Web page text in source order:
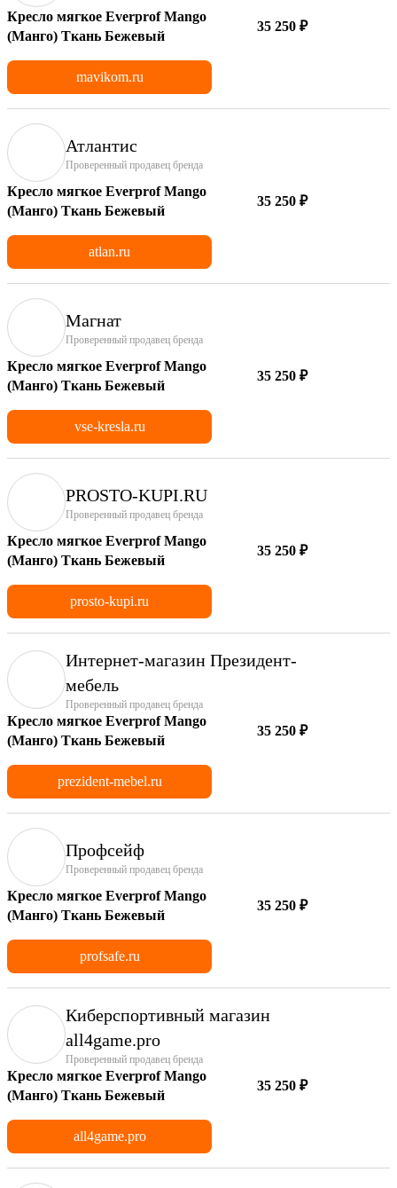
Кресло мягкое Everprof Mango
(Манго) Ткань Бежевый
35 250 ₽
mavikom.ru
Атлантис
Проверенный продавец бренда
Кресло мягкое Everprof Mango
(Манго) Ткань Бежевый
35 250 ₽
atlan.ru
Магнат
Проверенный продавец бренда
Кресло мягкое Everprof Mango
(Манго) Ткань Бежевый
35 250 ₽
vse-kresla.ru
PROSTO-KUPI.RU
Проверенный продавец бренда
Кресло мягкое Everprof Mango
(Манго) Ткань Бежевый
35 250 ₽
prosto-kupi.ru
Интернет-магазин Президент-
мебель
Проверенный продавец бренда
Кресло мягкое Everprof Mango
(Манго) Ткань Бежевый
35 250 ₽
prezident-mebel.ru
Профсейф
Проверенный продавец бренда
Кресло мягкое Everprof Mango
(Манго) Ткань Бежевый
35 250 ₽
profsafe.ru
Киберспортивный магазин
аll4game.pro
Проверенный продавец бренда
Кресло мягкое Everprof Mango
(Манго) Ткань Бежевый
35 250 ₽
all4game.pro